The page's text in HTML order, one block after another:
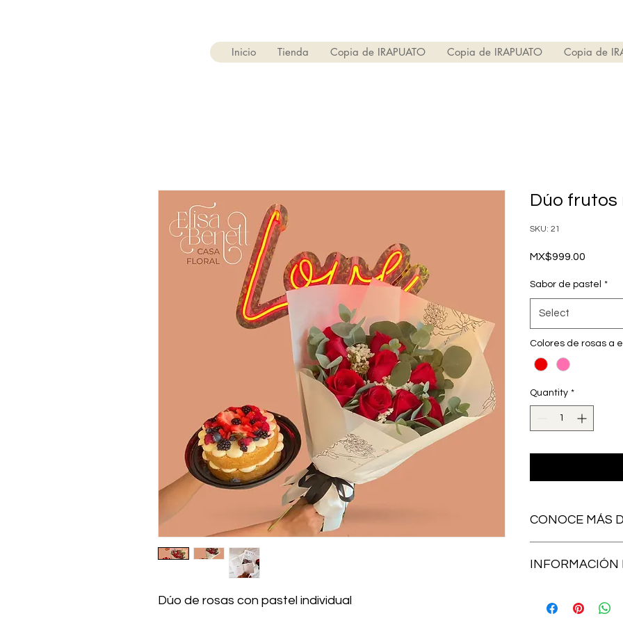
Inicio Tienda Copia de IRAPUATO Copia de IRAPUATO Copia de
Dúo de rosas con pastel individual
Dúo frutos
SKU: 21
MX$999.00
Sabor de pastel *
Select
Colores de rosas a
Quantity *
CONOCE MÁS
Ramo de rosas +
INFORMACIÓN
horarios